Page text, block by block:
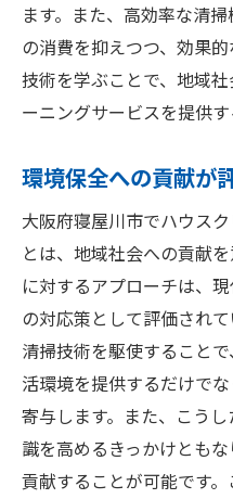
ます。また、高効率な清
の消費を抑えつつ、効果
技術を学ぶことで、地域
ーニングサービスを提供す
環境保全への貢献が
大阪府寝屋川市でハウス
とは、地域社会への貢献
に対するアプローチは、
の対応策として評価され
清掃技術を駆使すること
活環境を提供するだけで
寄与します。また、こう
識を高めるきっかけとも
貢献することが可能です